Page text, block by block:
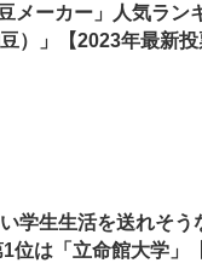
メーカー」人気ラ
）」【2023年最新投
学生生活を送れそ
は「立命館大学」